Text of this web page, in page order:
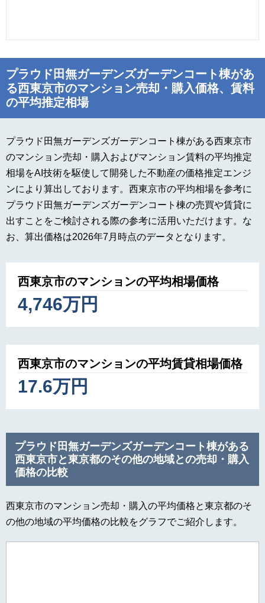
プラウド田無ガーデンズガーデンコート棟があ
る西東京市のマンション売却・購入価格、賃料
の平均推定相場
プラウド田無ガーデンズガーデンコート棟がある西東京市
のマンション売却・購入およびマンション賃料の平均推定
相場をAI技術を駆使して開発した不動産の価格推定エンジ
ンにより算出しております。西東京市の平均相場を参考に
プラウド田無ガーデンズガーデンコート棟の売買や賃貸に
出すことをご検討される際の参考に活用いただけます。な
お、算出価格は2026年7月時点のデータとなります。
西東京市のマンションの平均相場価格
4,746万円
西東京市のマンションの平均賃貸相場価格
17.6万円
プラウド田無ガーデンズガーデンコート棟がある
西東京市と東京都のその他の地域との売却・購入
価格の比較
西東京市のマンション売却・購入の平均価格と東京都のそ
の他の地域の平均価格の比較をグラフでご紹介します。